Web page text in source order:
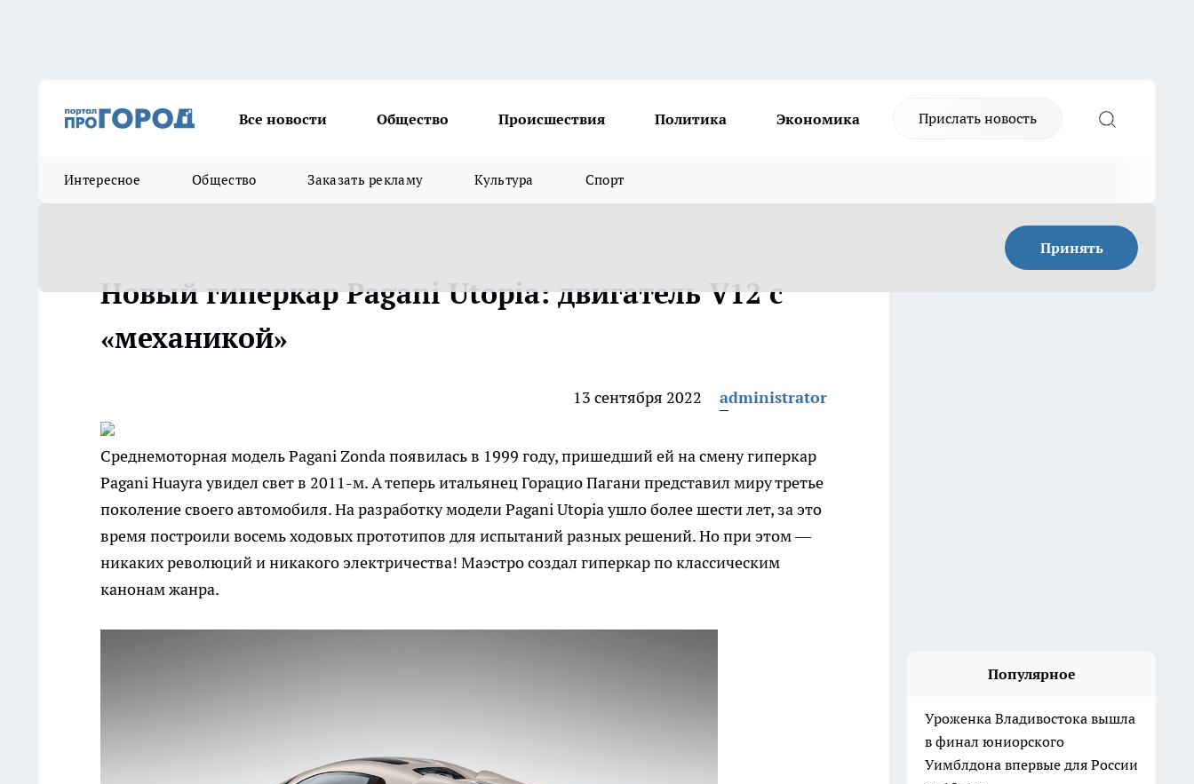
Все новости Общество Происшествия Политика Экономика Прислать новость
Интересное Общество Заказать рекламу Культура Спорт
Принять
Новый гиперкар Pagani Utopia: двигатель V12 с
«механикой»
13 сентября 2022 administrator
Среднемоторная модель Pagani Zonda появилась в 1999 году, пришедший ей на смену гиперкар
Pagani Huayra увидел свет в 2011-м. А теперь итальянец Горацио Пагани представил миру третье
поколение своего автомобиля. На разработку модели Pagani Utopia ушло более шести лет, за это
время построили восемь ходовых прототипов для испытаний разных решений. Но при этом —
никаких революций и никакого электричества! Маэстро создал гиперкар по классическим
канонам жанра.
Популярное
Уроженка Владивостока вышла
в финал юниорского
Уимблдона впервые для России